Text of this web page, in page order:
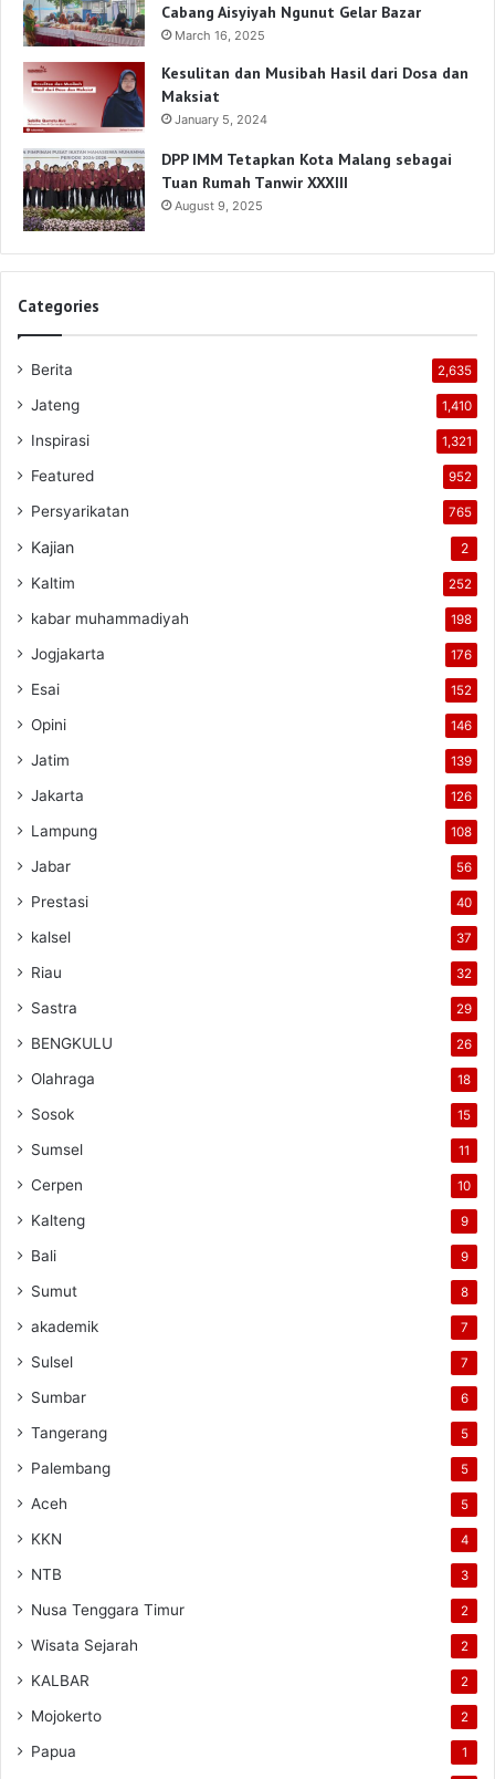
Cabang Aisyiyah Ngunut Gelar Bazar
March 16, 2025
Kesulitan dan Musibah Hasil dari Dosa dan
Maksiat
January 5, 2024
DPP IMM Tetapkan Kota Malang sebagai
Tuan Rumah Tanwir XXXIII
August 9, 2025
Categories
Berita 2,635
Jateng 1,410
Inspirasi 1,321
Featured 952
Persyarikatan 765
Kajian 2
Kaltim 252
kabar muhammadiyah 198
Jogjakarta 176
Esai 152
Opini 146
Jatim 139
Jakarta 126
Lampung 108
Jabar 56
Prestasi 40
kalsel 37
Riau 32
Sastra 29
BENGKULU 26
Olahraga 18
Sosok 15
Sumsel 11
Cerpen 10
Kalteng 9
Bali 9
Sumut 8
akademik 7
Sulsel 7
Sumbar 6
Tangerang 5
Palembang 5
Aceh 5
KKN 4
NTB 3
Nusa Tenggara Timur 2
Wisata Sejarah 2
KALBAR 2
Mojokerto 2
Papua 1